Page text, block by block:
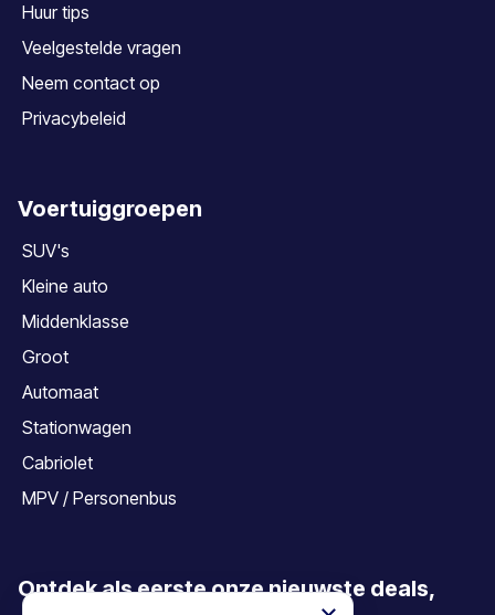
Huur tips
Veelgestelde vragen
Neem contact op
Privacybeleid
Voertuiggroepen
SUV's
Kleine auto
Middenklasse
Groot
Automaat
Stationwagen
Cabriolet
MPV / Personenbus
Ontdek als eerste onze nieuwste deals,